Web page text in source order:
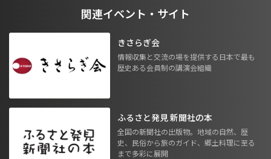
関連イベント・サイト
きさらぎ会
情報収集と交流の場を提供する日本で最も
歴史ある会員制の講演会組織
ふるさと発見 新聞社の本
全国の新聞社の出版物。地域の自然、歴
史、民俗から旅のガイド、郷土料理に至る
まで多彩に展開